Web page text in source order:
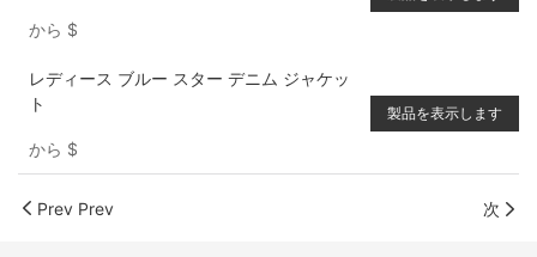
から $
レディース ブルー スター デニム ジャケッ
ト
から $
製品を表示します
Prev Prev 次